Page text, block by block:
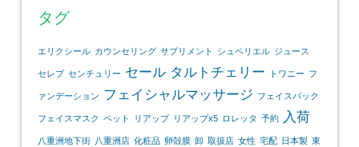
タグ
エリクシール カウンセリング サプリメント シュペリエル ジュース
セレブ センチュリー セール タルトチェリー トワニー フ
ァンデーション フェイシャルマッサージ フェイスパック
フェイスマスク ペット リアップ リアップx5 ロレッタ 予約 入荷
八重洲地下街 八重洲店 化粧品 卵殻膜 卸 取扱店 女性 宅配 日本製 東